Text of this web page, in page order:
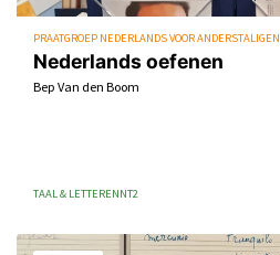
Nederlands oefenen
Bep Van den Boom
PRAATGROEP NEDERLANDS VOOR ANDERSTALIGEN
TAAL & LETTERENNT2